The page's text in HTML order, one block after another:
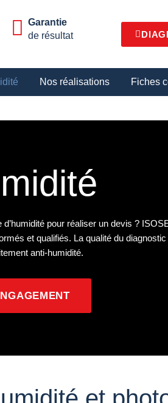
Garantie
de résultat
Nos réalisations Fiches
pour réaliser un devis ?
et qualifiés. La qualité du
anti-humidité.